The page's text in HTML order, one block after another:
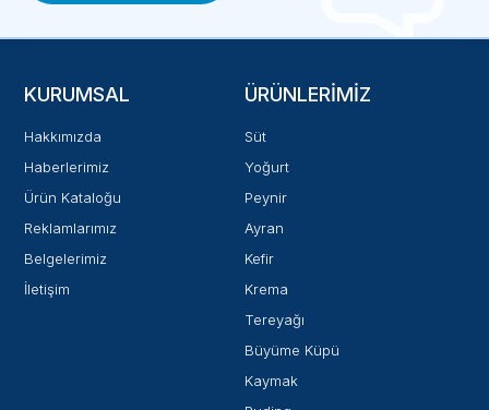
KURUMSAL
Hakkımızda
Haberlerimiz
Ürün Kataloğu
Reklamlarımız
Belgelerimiz
İletişim
ÜRÜNLERIMIZ
Süt
Yoğurt
Peynir
Ayran
Kefir
Krema
Tereyağı
Büyüme Küpü
Kaymak